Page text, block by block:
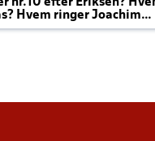
nr.10 efter Eriksen?
Hvem ringer Joachim